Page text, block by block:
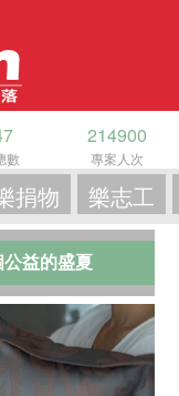
數
214900
專案人次
捐物 樂志工
益的盛夏